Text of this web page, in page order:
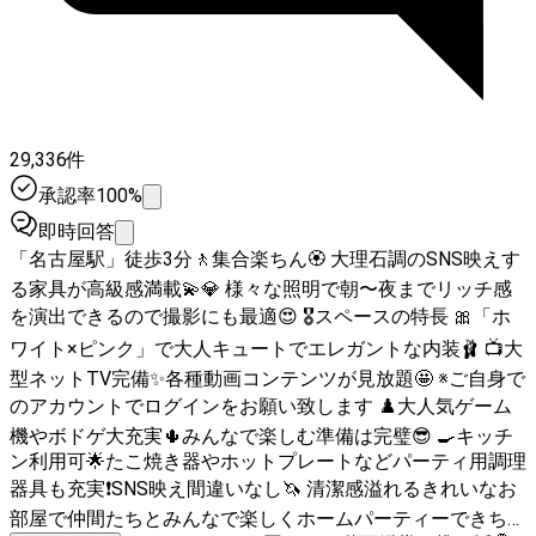
29,336件
承認率100%
即時回答
「名古屋駅」徒歩3分🚶集合楽ちん🏵️ 大理石調のSNS映えす
る家具が高級感満載💫💎 様々な照明で朝〜夜までリッチ感
を演出できるので撮影にも最適😍 🎖スペースの特長 🎀「ホ
ワイト×ピンク」で大人キュートでエレガントな内装🩰 📺大
型ネットTV完備✨各種動画コンテンツが見放題🤩 ※ご自身で
のアカウントでログインをお願い致します ♟️大人気ゲーム
機やボドゲ大充実🌵みんなで楽しむ準備は完璧😎 🍳キッチ
ン利用可🌟たこ焼き器やホットプレートなどパーティ用調理
器具も充実❗SNS映え間違いなし🦄 清潔感溢れるきれいなお
部屋で仲間たちとみんなで楽しくホームパーティーできちゃ